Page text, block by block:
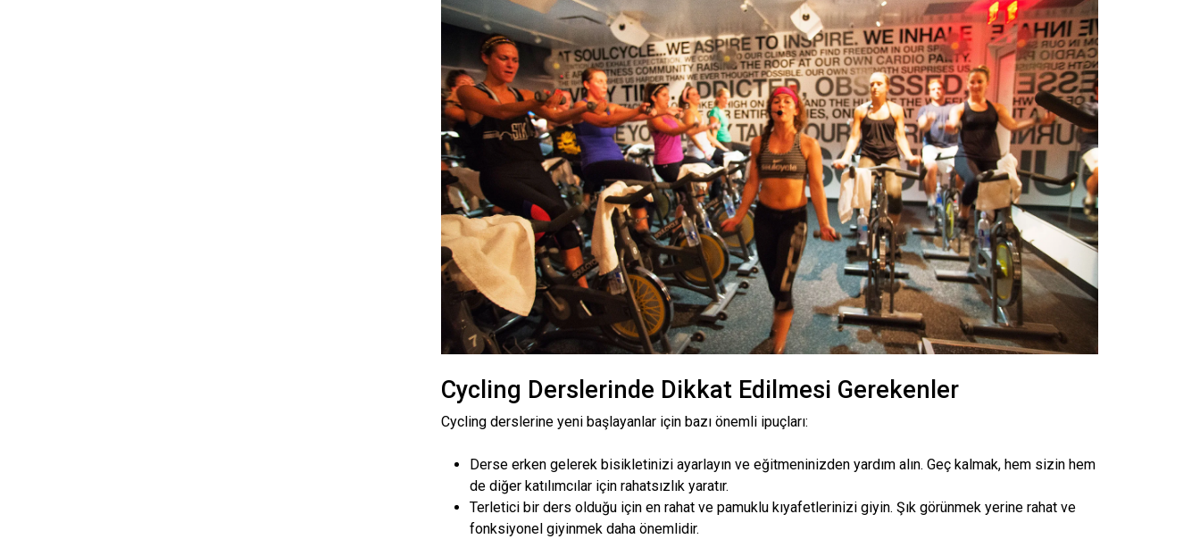
Cycling Derslerinde Dikkat Edilmesi Gerekenler
Cycling derslerine yeni başlayanlar için bazı önemli ipuçları:
Derse erken gelerek bisikletinizi ayarlayın ve eğitmeninizden yardım alın. Geç kalmak, hem sizin hem
de diğer katılımcılar için rahatsızlık yaratır.
Terletici bir ders olduğu için en rahat ve pamuklu kıyafetlerinizi giyin. Şık görünmek yerine rahat ve
fonksiyonel giyinmek daha önemlidir.